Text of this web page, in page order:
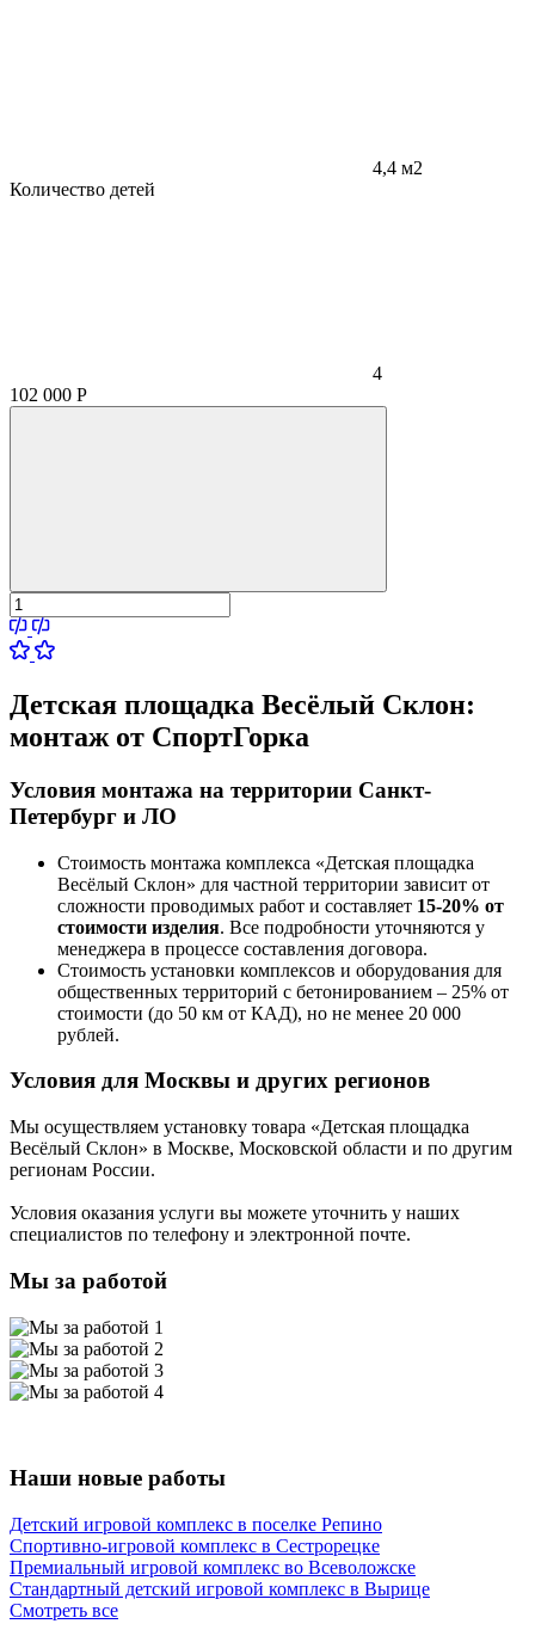
4,4 м2
Количество детей
4
102 000 Р
Детская площадка Весёлый Склон:
монтаж от СпортГорка
Условия монтажа на территории Санкт-
Петербург и ЛО
Стоимость монтажа комплекса «Детская площадка
Весёлый Склон» для частной территории зависит от
сложности проводимых работ и составляет 15-20% от
стоимости изделия. Все подробности уточняются у
менеджера в процессе составления договора.
Стоимость установки комплексов и оборудования для
общественных территорий с бетонированием – 25% от
стоимости (до 50 км от КАД), но не менее 20 000
рублей.
Условия для Москвы и других регионов
Мы осуществляем установку товара «Детская площадка
Весёлый Склон» в Москве, Московской области и по другим
регионам России.
Условия оказания услуги вы можете уточнить у наших
специалистов по телефону и электронной почте.
Мы за работой
Наши новые работы
Детский игровой комплекс в поселке Репино
Спортивно-игровой комплекс в Сестрорецке
Премиальный игровой комплекс во Всеволожске
Стандартный детский игровой комплекс в Вырице
Смотреть все